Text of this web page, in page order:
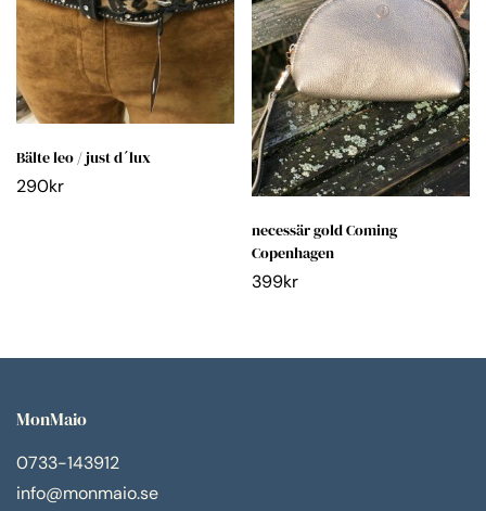
Bälte leo / just d´lux
290kr
necessär gold Coming
Copenhagen
399kr
MonMaio
0733-143912
info@monmaio.se